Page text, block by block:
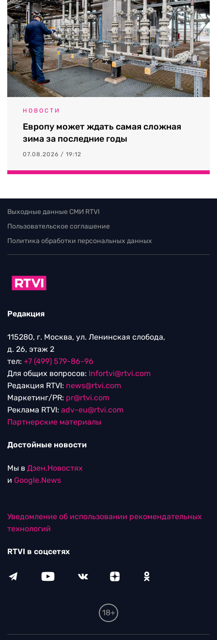
НОВОСТИ
Европу может ждать самая сложная
зима за последние годы
07.08.2026 / 19:12
Выходные данные СМИ RTVI
Пользовательское соглашение
Политика обработки персональных данных
Редакция
115280, г. Москва, ул. Ленинская слобода,
д. 26, этаж 2
тел: +7 (499) 579-86-96
Для общих вопросов: Infortvi@rtvi.com
Редакция RTVI: news@rtvi.com
Маркетинг/PR: pr@rtvi.com
Реклама RTVI: adv-eu@rtvi.com
Партнерские материалы
Достойные новости
Мы в Дзен.Новостях
и Google.News
Уведомление об использовании рекомендательных
технологий
RTVI в соцсетях
18+